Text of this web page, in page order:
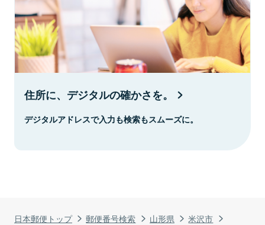
日本郵便トップ 郵便番号検索 山形県
米沢市
住所に、デジタルの確かさを。
デジタルアドレスで入力も検索もスムーズに。